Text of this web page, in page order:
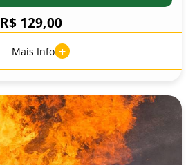
R$ 129,00
Mais Info +